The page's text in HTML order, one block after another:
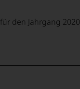
für den Jahrgang 2020